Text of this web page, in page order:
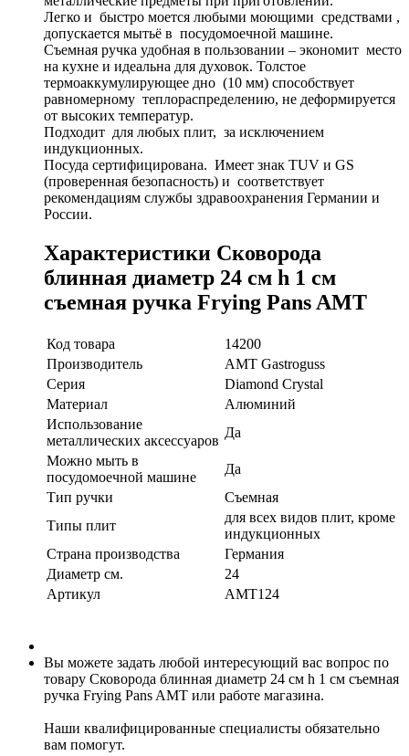
Легко и быстро моется любыми моющими средствами ,
допускается мытьё в посудомоечной машине.
Съемная ручка удобная в пользовании – экономит место
на кухне и идеальна для духовок. Толстое
термоаккумулирующее дно (10 мм) способствует
равномерному теплораспределению, не деформируется
от высоких температур.
Подходит для любых плит, за исключением
индукционных.
Посуда сертифицирована. Имеет знак TUV и GS
(проверенная безопасность) и соответствует
рекомендациям службы здравоохранения Германии и
России.
Характеристики Сковорода
блинная диаметр 24 см h 1 см
съемная ручка Frying Pans AMT
Код товара
14200
Производитель
AMT Gastroguss
Серия
Diamond Crystal
Материал
Алюминий
Использование
металлических аксессуаров
Да
Можно мыть в
посудомоечной машине
Да
Тип ручки
Съемная
Типы плит
для всех видов плит, кроме
индукционных
Страна производства
Германия
Диаметр см.
24
Артикул
AMT124
Вы можете задать любой интересующий вас вопрос по
товару Сковорода блинная диаметр 24 см h 1 см съемная
ручка Frying Pans AMT или работе магазина.
Наши квалифицированные специалисты обязательно
вам помогут.